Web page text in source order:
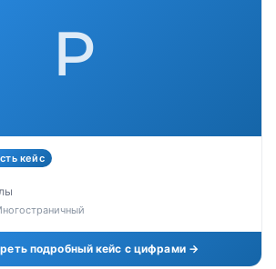
Р
кейс
подробный кейс с цифрами →